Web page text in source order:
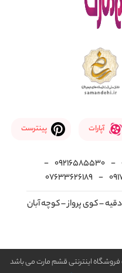
آپارات پینترست
-
09216585530
-
-
07633626189
– کوی پرواز – کوچه آبان
اینترنتی قشم مارت می باشد